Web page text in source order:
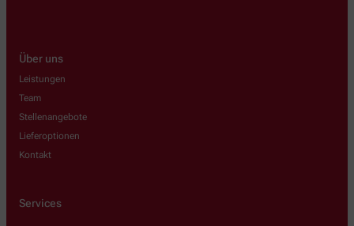
Über uns
Leistungen
Team
Stellenangebote
Lieferoptionen
Kontakt
Services